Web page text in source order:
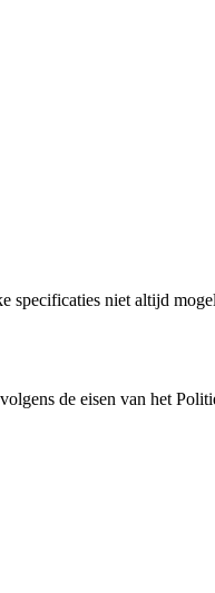
specificaties niet altijd
de eisen van het